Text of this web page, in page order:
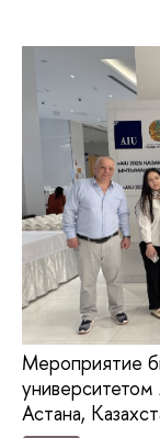
Мероприятие
Астана,